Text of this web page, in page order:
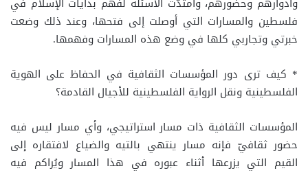
فلسطين والمسارات التي أوصلت إلى فتحها، وعند ذلك وضعت
خبرتي وتجاربي كلها في وضع هذه المسارات وفهمها.
* كيف ترى دور المؤسسات الثقافية في الحفاظ على الهوية
الفلسطينية ونقل الرواية الفلسطينية للأجيال القادمة؟
المؤسسات الثقافية ذات مسار استراتيجي، وأي مسار ليس فيه
حضور ثقافيّ فإنه مسار ينتهي بالتيه والضياع لافتقاره إلى
القيم التي يزرعها أثناء عبوره في هذا المسار ويُراكم فيه